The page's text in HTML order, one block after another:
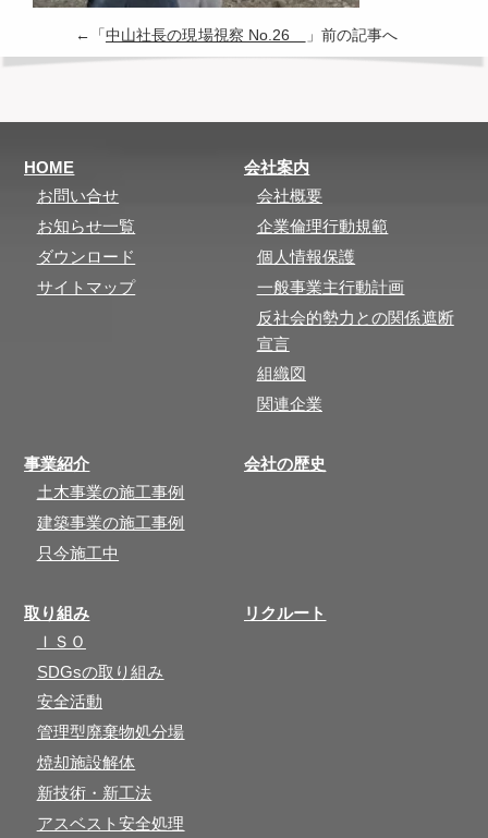
←「 中山社長の現場視察 No.26 」前の記事へ
HOME
お問い合せ
お知らせ一覧
ダウンロード
サイトマップ
会社案内
会社概要
企業倫理行動規範
個人情報保護
一般事業主行動計画
反社会的勢力との関係遮断
宣言
組織図
関連企業
事業紹介
土木事業の施工事例
建築事業の施工事例
只今施工中
会社の歴史
取り組み
ＩＳＯ
SDGsの取り組み
安全活動
管理型廃棄物処分場
焼却施設解体
新技術・新工法
アスベスト安全処理
リクルート